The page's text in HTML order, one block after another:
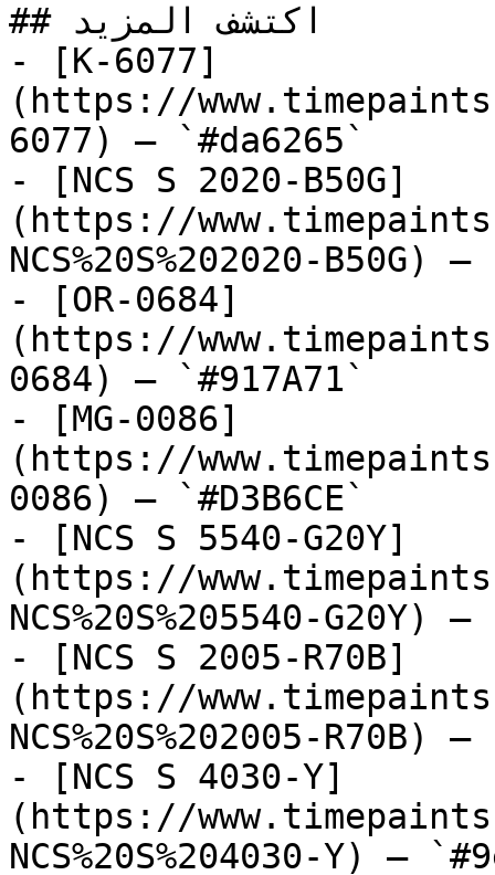
## اكتشف المزيد
- [K-6077]
(https://
6077) — `#da6265`
- [NCS S 2020-B50G]
(https://
NCS%20S%202020-B50G)
- [OR-0684]
(https://
0684) — `#917A71`
- [MG-0086]
(https://
0086) — `#D3B6CE`
- [NCS S 5540-G20Y]
(https://
NCS%20S%205540-G20Y)
- [NCS S 2005-R70B]
(https://
NCS%20S%202005-R70B)
- [NCS S 4030-Y]
(https://
NCS%20S%204030-Y) —